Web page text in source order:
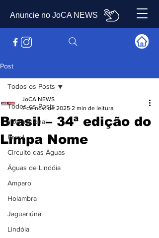
Anuncie no JoCA NEWS
Post
Todos os Posts
Internacional
Brasil
Circuito das Águas
Águas de Lindóia
Amparo
Holambra
Jaguariúna
Lindóia
Todos os Posts
Brasil – 34ª edição do
Limpa Nome
JoCA NEWS
7 de nov. de 2025 2 min de leitura